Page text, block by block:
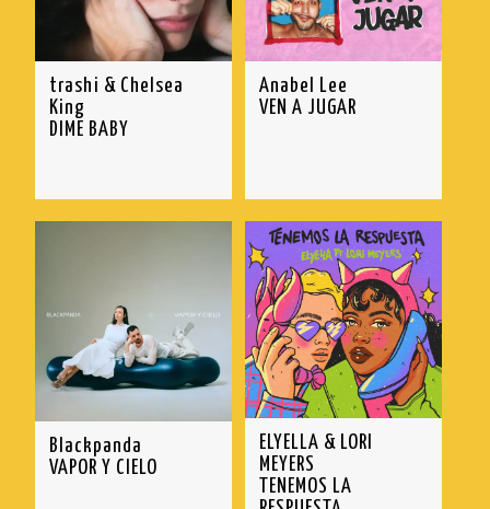
trashi & Chelsea
King
DIME BABY
Anabel Lee
VEN A JUGAR
Blackpanda
VAPOR Y CIELO
ELYELLA & LORI
MEYERS
TENEMOS LA